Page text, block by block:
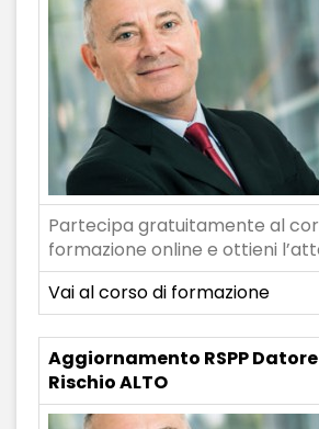
Partecipa gratuitamente al
formazione online e ottieni
Vai al corso di formazione
Aggiornamento RSPP
Rischio ALTO